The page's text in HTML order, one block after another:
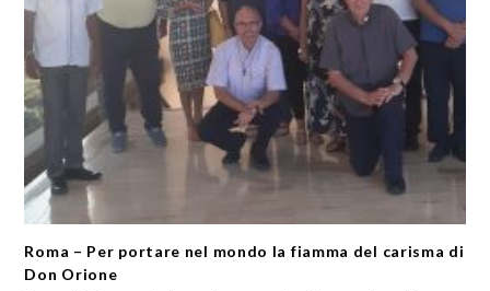
Roma – Per portare nel mondo la fiamma del carisma di
Don Orione